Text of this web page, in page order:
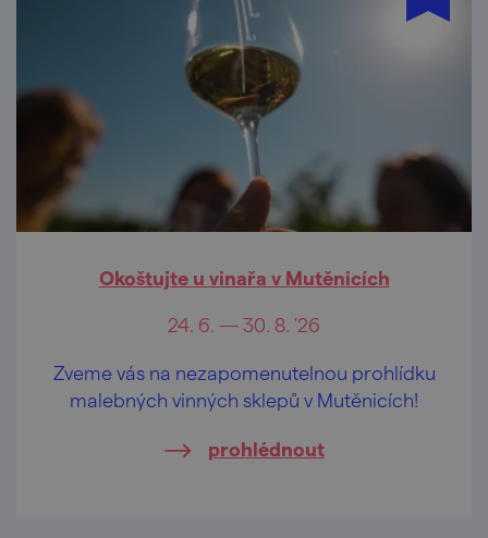
Okoštujte u vinařa v Mutěnicích
24. 6. — 30. 8. '26
Zveme vás na nezapomenutelnou prohlídku
malebných vinných sklepů v Mutěnicích!
prohlédnout